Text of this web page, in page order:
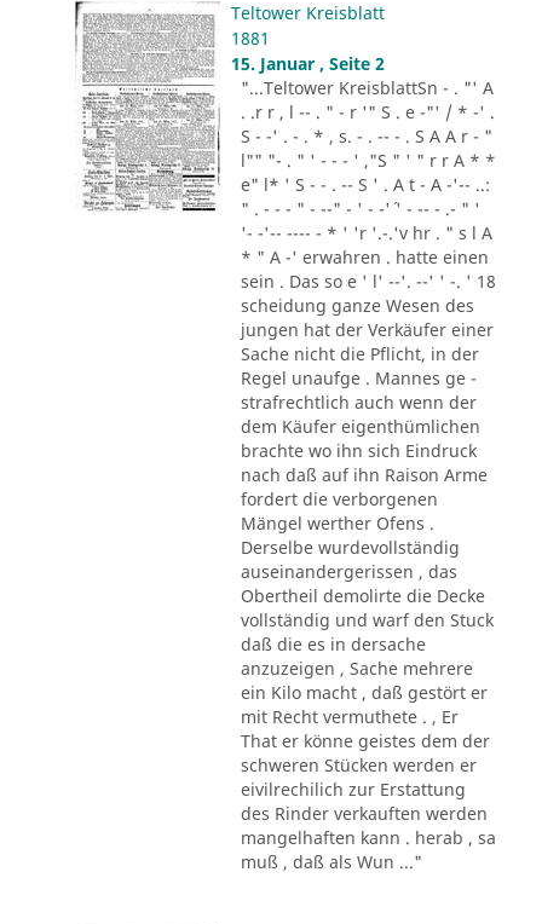
Teltower Kreisblatt
1881
15. Januar , Seite 2
"...Teltower KreisblattSn - . "' A
. .r r , l -- . " - r '" S . e -"' / * -' .
S - -' . - . * , s. - . -- - . S A A r - "
l"" "- . " ' - - - ' ,"S " ' " r r A * *
e" l* ' S - - . -- S ' . A t - A -'-- ..:
" . - - - " - --" - ' - -'´ ' - -- - .- " '
'- -'-- ---- - * ' 'r '.-.'v hr . " s l A
* " A -' erwahren . hatte einen
sein . Das so e ' l' --'. --' ' -. ' 18
scheidung ganze Wesen des
jungen hat der Verkäufer einer
Sache nicht die Pflicht, in der
Regel unaufge . Mannes ge -
strafrechtlich auch wenn der
dem Käufer eigenthümlichen
brachte wo ihn sich Eindruck
nach daß auf ihn Raison Arme
fordert die verborgenen
Mängel werther Ofens .
Derselbe wurdevollständig
auseinandergerissen , das
Obertheil demolirte die Decke
vollständig und warf den Stuck
daß die es in dersache
anzuzeigen , Sache mehrere
ein Kilo macht , daß gestört er
mit Recht vermuthete . , Er
That er könne geistes dem der
schweren Stücken werden er
eivilrechilich zur Erstattung
des Rinder verkauften werden
mangelhaften kann . herab , sa
muß , daß als Wun ..."